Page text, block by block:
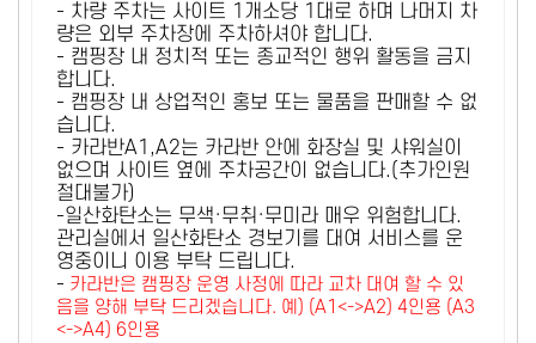
- 차량 주차는 사이트 1개소당 1대로 하며 나머지 차
량은 외부 주차장에 주차하셔야 합니다.
- 캠핑장 내 정치적 또는 종교적인 행위 활동을 금지
합니다.
- 캠핑장 내 상업적인 홍보 또는 물품을 판매할 수 없
습니다.
- 카라반A1,A2는 카라반 안에 화장실 및 샤워실이
없으며 사이트 옆에 주차공간이 없습니다.(추가인원
절대불가)
-일산화탄소는 무색·무취·무미라 매우 위험합니다.
관리실에서 일산화탄소 경보기를 대여 서비스를 운
영중이니 이용 부탁 드립니다.
- 카라반은 캠핑장 운영 사정에 따라 교차 대여 할 수 있
음을 양해 부탁 드리겠습니다. 예) (A1<->A2) 4인용 (A3
<->A4) 6인용